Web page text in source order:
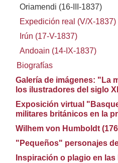
Oriamendi (16-III-1837)
Expedición real (V/X-1837)
Irún (17-V-1837)
Andoain (14-IX-1837)
Biografías
Galería de imágenes: "La
los ilustradores del siglo
Exposición virtual
militares británicos en la
Wilhem von Humboldt
"Pequeños" personajes
Inspiración o plagio en